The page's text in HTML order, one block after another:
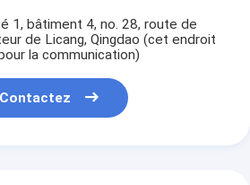
1, bâtiment 4, no. 28, route de
de Licang, Qingdao (cet endroit
la communication)
Contactez